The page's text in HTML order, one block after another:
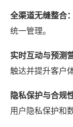
全渠道无缝整合：
统一管理。
实时互动与预测
触达并提升客户
隐私保护与合规性
用户隐私保护和